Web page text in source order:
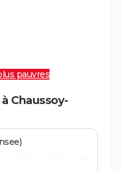
pauvres
Chaussoy-